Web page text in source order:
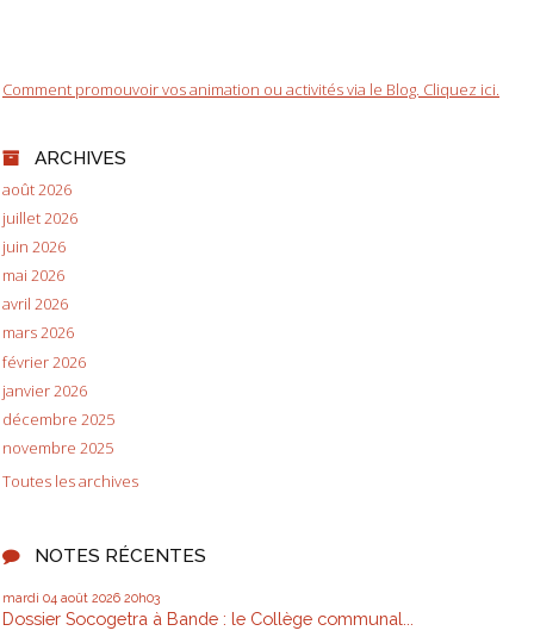
Comment promouvoir vos animation ou activités via le Blog. Cliquez ici.
ARCHIVES
août 2026
juillet 2026
juin 2026
mai 2026
avril 2026
mars 2026
février 2026
janvier 2026
décembre 2025
novembre 2025
Toutes les archives
NOTES RÉCENTES
mardi 04 août 2026 20h03
Dossier Socogetra à Bande : le Collège communal...